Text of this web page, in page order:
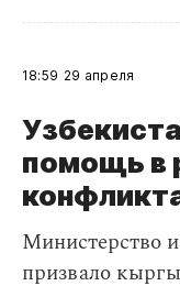
18:59 29 апреля
помощь в
Министерство
призвало